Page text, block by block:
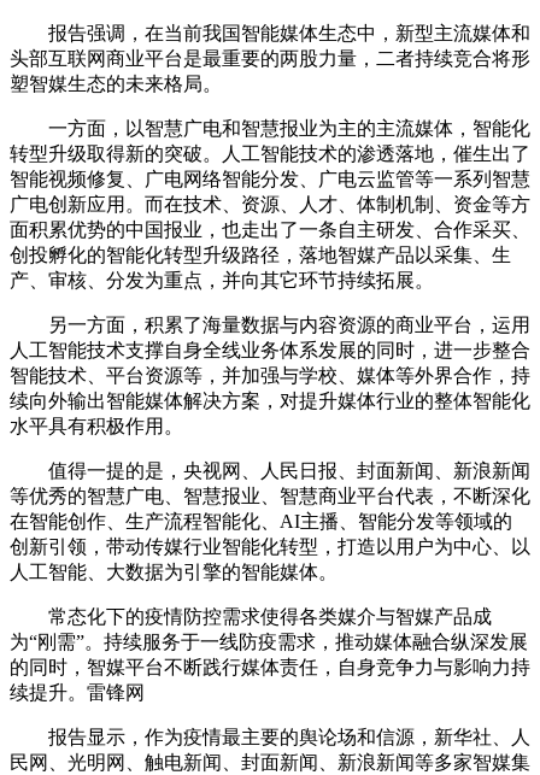
报告强调，在当前我国智能媒体生态中，新型主流媒体和
头部互联网商业平台是最重要的两股力量，二者持续竞合将形
塑智媒生态的未来格局。
一方面，以智慧广电和智慧报业为主的主流媒体，智能化
转型升级取得新的突破。人工智能技术的渗透落地，催生出了
智能视频修复、广电网络智能分发、广电云监管等一系列智慧
广电创新应用。而在技术、资源、人才、体制机制、资金等方
面积累优势的中国报业，也走出了一条自主研发、合作采买、
创投孵化的智能化转型升级路径，落地智媒产品以采集、生
产、审核、分发为重点，并向其它环节持续拓展。
另一方面，积累了海量数据与内容资源的商业平台，运用
人工智能技术支撑自身全线业务体系发展的同时，进一步整合
智能技术、平台资源等，并加强与学校、媒体等外界合作，持
续向外输出智能媒体解决方案，对提升媒体行业的整体智能化
水平具有积极作用。
值得一提的是，央视网、人民日报、封面新闻、新浪新闻
等优秀的智慧广电、智慧报业、智慧商业平台代表，不断深化
在智能创作、生产流程智能化、AI主播、智能分发等领域的
创新引领，带动传媒行业智能化转型，打造以用户为中心、以
人工智能、大数据为引擎的智能媒体。
常态化下的疫情防控需求使得各类媒介与智媒产品成
为“刚需”。持续服务于一线防疫需求，推动媒体融合纵深发展
的同时，智媒平台不断践行媒体责任，自身竞争力与影响力持
续提升。雷锋网
报告显示，作为疫情最主要的舆论场和信源，新华社、人
民网、光明网、触电新闻、封面新闻、新浪新闻等多家智媒集